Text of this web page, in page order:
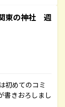
東の神社 週
初めてのコミ
書きおろしまし